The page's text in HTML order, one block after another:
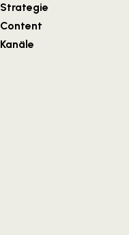
Strategie
Content
Kanäle